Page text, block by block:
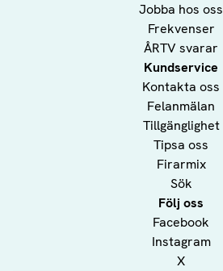
Jobba hos oss
Frekvenser
ÅRTV svarar
Kundservice
Kontakta oss
Felanmälan
Tillgänglighet
Tipsa oss
Firarmix
Sök
Följ oss
Facebook
Instagram
X